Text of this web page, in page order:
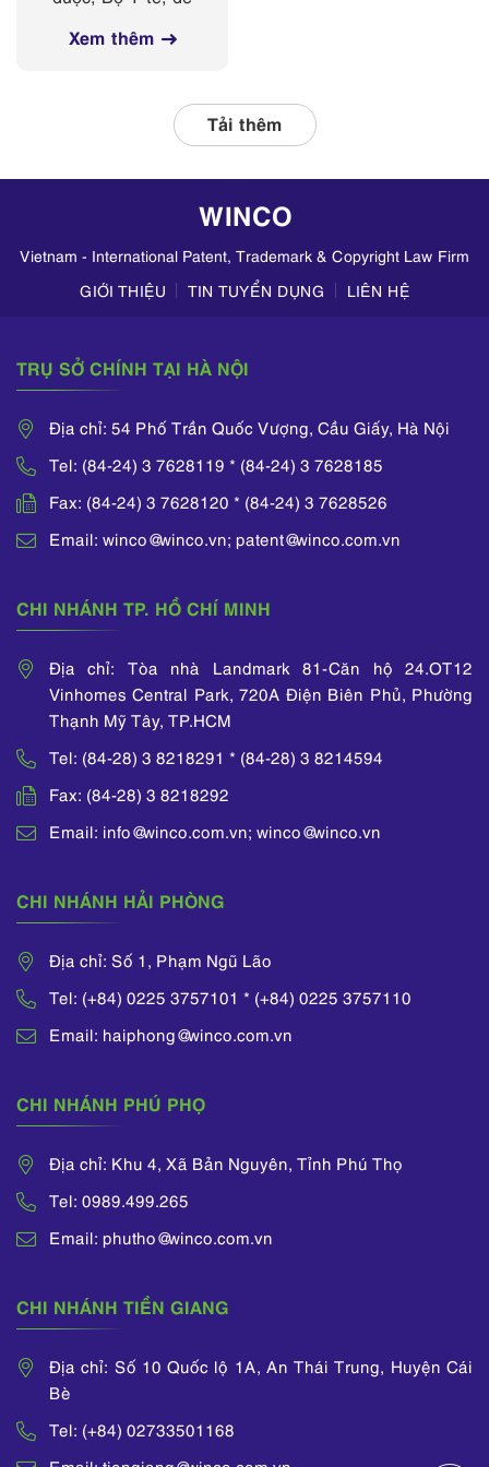
các nền tảng
mạng xã hội
tỉnh, thành phố
liên quan, tập
trung kiểm tra
Xem thêm
Tải thêm
WINCO
Vietnam - International Patent, Trademark & Copyright Law Firm
GIỚI THIỆU
TIN TUYỂN DỤNG LIÊN HỆ
TRỤ SỞ CHÍNH TẠI HÀ NỘI
Địa chỉ: 54 Phố Trần Quốc Vượng, Cầu Giấy, Hà Nội
Tel: (84-24) 3 7628119 * (84-24) 3 7628185
Fax: (84-24) 3 7628120 * (84-24) 3 7628526
Email: winco@winco.vn; patent@winco.com.vn
CHI NHÁNH TP. HỒ CHÍ MINH
Địa chỉ: Tòa nhà Landmark 81-Căn hộ 24.OT12
Vinhomes Central Park, 720A Điện Biên Phủ, Phường
Thạnh Mỹ Tây, TP.HCM
Tel: (84-28) 3 8218291 * (84-28) 3 8214594
Fax: (84-28) 3 8218292
Email: info@winco.com.vn; winco@winco.vn
CHI NHÁNH HẢI PHÒNG
Địa chỉ: Số 1, Phạm Ngũ Lão
Tel: (+84) 0225 3757101 * (+84) 0225 3757110
Email: haiphong@winco.com.vn
CHI NHÁNH PHÚ PHỌ
Địa chỉ: Khu 4, Xã Bản Nguyên, Tỉnh Phú Thọ
Tel: 0989.499.265
Email: phutho@winco.com.vn
CHI NHÁNH TIỀN GIANG
Địa chỉ: Số 10 Quốc lộ 1A, An Thái Trung, Huyện Cái
Bè
Tel: (+84) 02733501168